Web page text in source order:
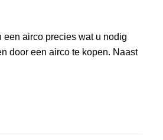
airco precies wat u nodig
door een airco te kopen. Naast